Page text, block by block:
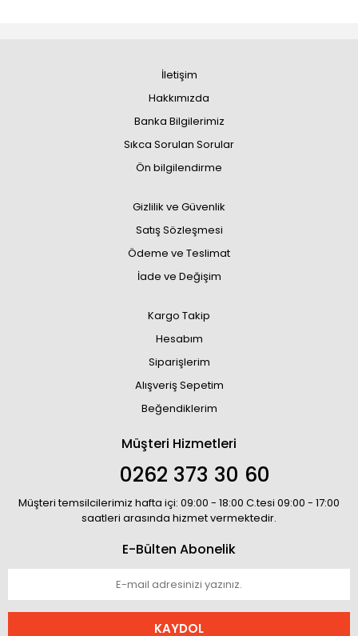
İletişim
Hakkımızda
Banka Bilgilerimiz
Sıkca Sorulan Sorular
Ön bilgilendirme
Gizlilik ve Güvenlik
Satış Sözleşmesi
Ödeme ve Teslimat
İade ve Değişim
Kargo Takip
Hesabım
Siparişlerim
Alışveriş Sepetim
Beğendiklerim
Müşteri Hizmetleri
0262 373 30 60
Müşteri temsilcilerimiz hafta içi: 09:00 - 18:00 C.tesi 09:00 - 17:00
saatleri arasında hizmet vermektedir.
E-Bülten Abonelik
KAYDOL